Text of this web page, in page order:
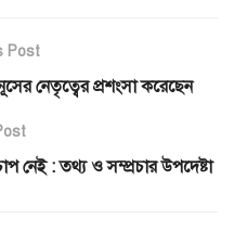
Post
নেতৃত্বের প্রশংসা করেছেন
নেই : তথ্য ও সম্প্রচার উপদেষ্টা